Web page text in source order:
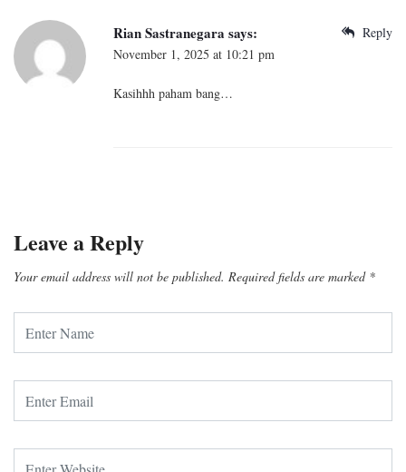
Reply
Rian Sastranegara says:
November 1, 2025 at 10:21 pm
Kasihhh paham bang…
Leave a Reply
Your email address will not be published. Required fields are marked *